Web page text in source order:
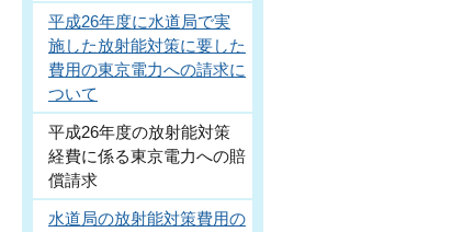
平成26年度に水道局で実
施した放射能対策に要した
費用の東京電力への請求に
ついて
平成26年度の放射能対策
経費に係る東京電力への賠
償請求
水道局の放射能対策費用の